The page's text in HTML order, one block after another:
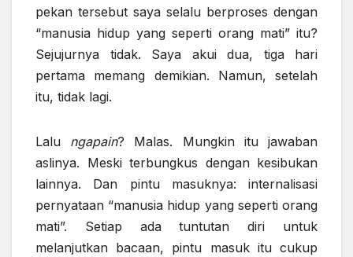
pekan tersebut saya selalu berproses dengan
“manusia hidup yang seperti orang mati” itu?
Sejujurnya tidak. Saya akui dua, tiga hari
pertama memang demikian. Namun, setelah
itu, tidak lagi.
Lalu ngapain? Malas. Mungkin itu jawaban
aslinya. Meski terbungkus dengan kesibukan
lainnya. Dan pintu masuknya: internalisasi
pernyataan “manusia hidup yang seperti orang
mati”. Setiap ada tuntutan diri untuk
melanjutkan bacaan, pintu masuk itu cukup